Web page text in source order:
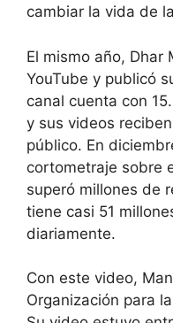
cambiar la vida de
El mismo año, Dhar
YouTube y publicó
canal cuenta con
y sus videos
público. En
cortometraje sobre
superó millones de
tiene casi 51
diariamente.
Con este video,
Organización para